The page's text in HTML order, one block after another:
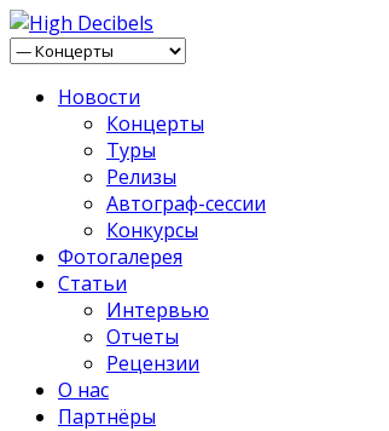
Новости
Концерты
Туры
Релизы
Автограф-сессии
Конкурсы
Фотогалерея
Статьи
Интервью
Отчеты
Рецензии
О нас
Партнёры